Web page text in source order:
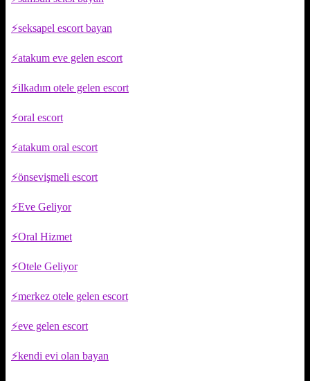
seksapel escort bayan
atakum eve gelen escort
ilkadım otele gelen escort
oral escort
atakum oral escort
önsevişmeli escort
Eve Geliyor
Oral Hizmet
Otele Geliyor
merkez otele gelen escort
eve gelen escort
kendi evi olan bayan